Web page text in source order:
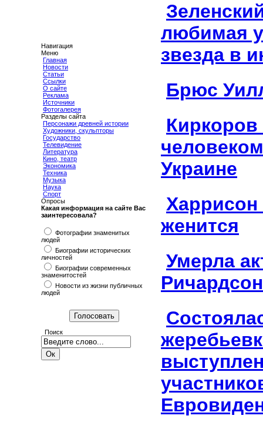
Навигация
Меню
Главная
Новости
Статьи
Ссылки
О сайте
Реклама
Источники
Фотогалерея
Разделы сайта
Персонажи древней истории
Художники, скульпторы
Государство
Телевидение
Литература
Кино, театр
Экономика
Техника
Музыка
Наука
Спорт
Опросы
Какая информация на сайте Вас
заинтересовала?
Фотографии знаменитых
людей
Биографии исторических
личностей
Биографии современных
знаменитостей
Новости из жизни публичных
людей
Поиск
любимая
звезда в
Брюс
Киркоров
Украине
женится
Умерла
Ричардсон